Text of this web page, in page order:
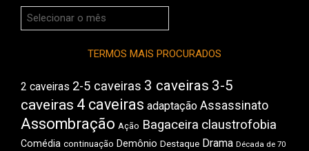
Arquivos
do
TERMOS MAIS PROCURADOS
2 caveiras 2-5 caveiras 3 caveiras 3-5
caveiras 4 caveiras adaptação Assassinato
Assombração Ação Bagaceira claustrofobia
Comédia continuação Demônio Destaque Drama Década de 70